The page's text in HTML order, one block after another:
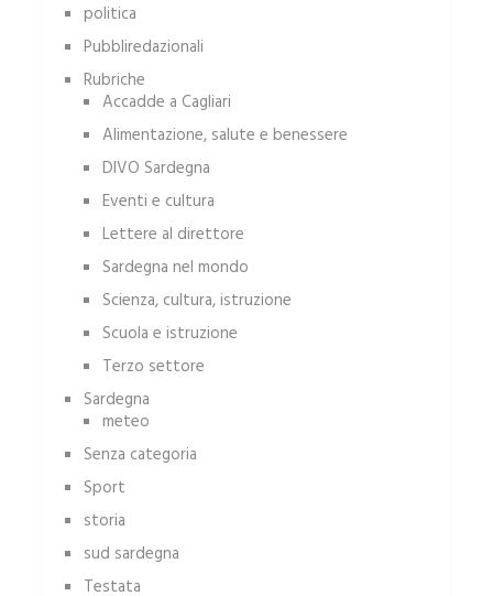
politica
Pubbliredazionali
Rubriche
Accadde a Cagliari
Alimentazione, salute e benessere
DIVO Sardegna
Eventi e cultura
Lettere al direttore
Sardegna nel mondo
Scienza, cultura, istruzione
Scuola e istruzione
Terzo settore
Sardegna
meteo
Senza categoria
Sport
storia
sud sardegna
Testata